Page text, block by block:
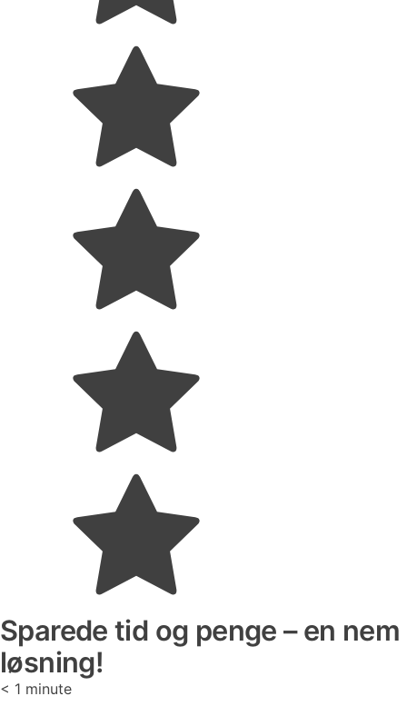
Sparede tid og penge – en nem
løsning!
< 1 minute